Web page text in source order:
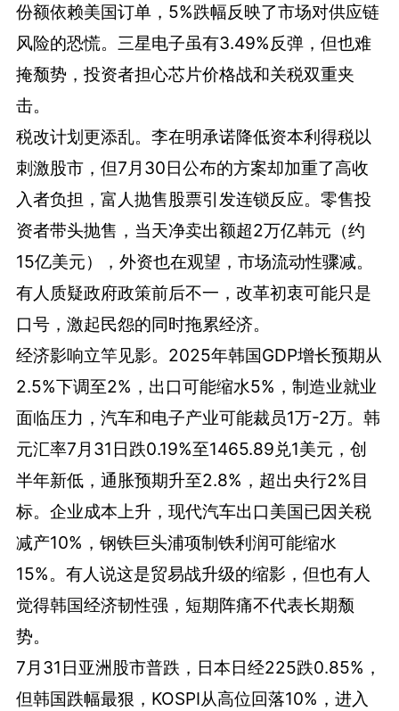
份额依赖美国订单，5%跌幅反映了市场对供应链
风险的恐慌。三星电子虽有3.49%反弹，但也难
掩颓势，投资者担心芯片价格战和关税双重夹
击。
税改计划更添乱。李在明承诺降低资本利得税以
刺激股市，但7月30日公布的方案却加重了高收
入者负担，富人抛售股票引发连锁反应。零售投
资者带头抛售，当天净卖出额超2万亿韩元（约
15亿美元），外资也在观望，市场流动性骤减。
有人质疑政府政策前后不一，改革初衷可能只是
口号，激起民怨的同时拖累经济。
经济影响立竿见影。2025年韩国GDP增长预期从
2.5%下调至2%，出口可能缩水5%，制造业就业
面临压力，汽车和电子产业可能裁员1万-2万。韩
元汇率7月31日跌0.19%至1465.89兑1美元，创
半年新低，通胀预期升至2.8%，超出央行2%目
标。企业成本上升，现代汽车出口美国已因关税
减产10%，钢铁巨头浦项制铁利润可能缩水
15%。有人说这是贸易战升级的缩影，但也有人
觉得韩国经济韧性强，短期阵痛不代表长期颓
势。
7月31日亚洲股市普跌，日本日经225跌0.85%，
但韩国跌幅最狠，KOSPI从高位回落10%，进入